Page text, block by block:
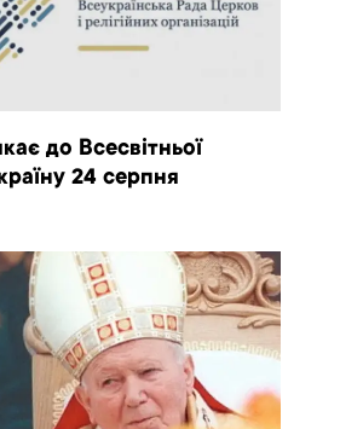
до Всесвітньої
24 серпня